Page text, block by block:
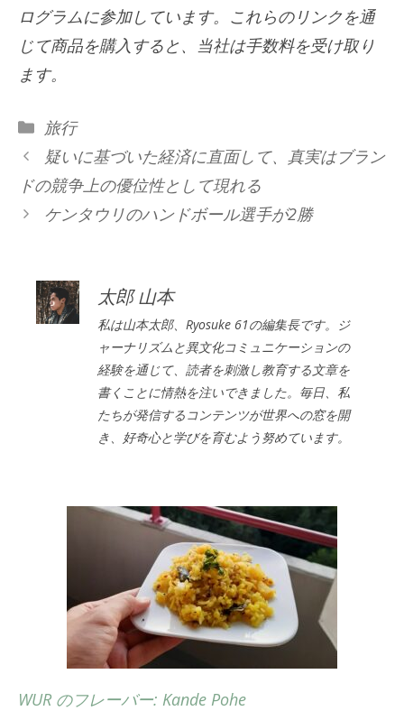
ログラムに参加しています。これらのリンクを通
じて商品を購入すると、当社は手数料を受け取り
ます。
カ
テ
ゴ
リ
ー
旅行
疑いに基づいた経済に直面して、真実はブラン
ドの競争上の優位性として現れる
ケンタウリのハンドボール選手が2勝
太郎 山本
私は山本太郎、Ryosuke 61の編集長です。ジ
ャーナリズムと異文化コミュニケーションの
経験を通じて、読者を刺激し教育する文章を
書くことに情熱を注いできました。毎日、私
たちが発信するコンテンツが世界への窓を開
き、好奇心と学びを育むよう努めています。
WUR のフレーバー: Kande Pohe